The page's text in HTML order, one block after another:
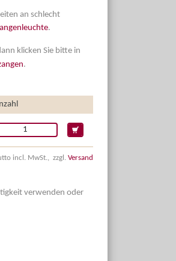
an schlecht
.
klicken Sie bitte in
.
incl. MwSt., zzgl. Versand
verwenden oder